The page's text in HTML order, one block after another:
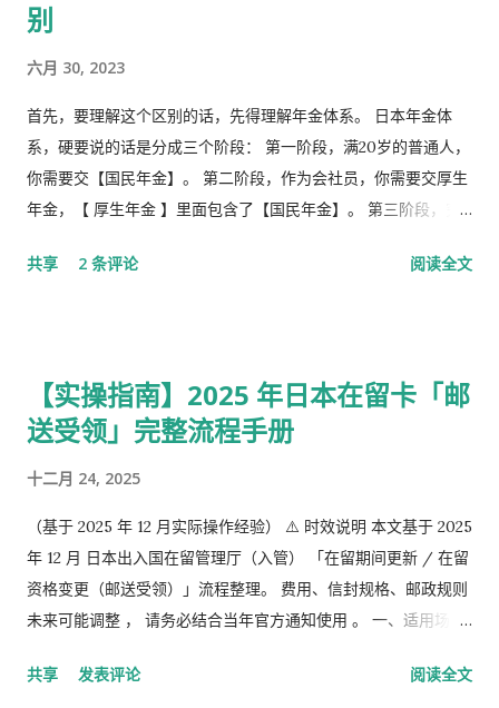
别
六月 30, 2023
首先，要理解这个区别的话，先得理解年金体系。 日本年金体
系，硬要说的话是分成三个阶段： 第一阶段，满20岁的普通人，
你需要交【国民年金】。 第二阶段，作为会社员，你需要交厚生
年金，【 厚生年金 】里面包含了【国民年金】。 第三阶段，究
槽的。 第1号被保险者：20岁以上60岁未满农业者，自营业者，
共享 2 条评论 阅读全文
【实操指南】2025 年日本在留卡「邮
送受领」完整流程手册
十二月 24, 2025
（基于 2025 年 12 月实际操作经验） ⚠️ 时效说明 本文基于 2025
年 12 月 日本出入国在留管理厅（入管） 「在留期间更新 / 在留
资格变更（邮送受领）」流程整理。 费用、信封规格、邮政规则
未来可能调整 ， 请务必结合当年官方通知使用 。 一、适用场景
完了，请邮寄材料 」的邮件 选择 邮送方式领取新在留卡 需要自
共享 发表评论 阅读全文